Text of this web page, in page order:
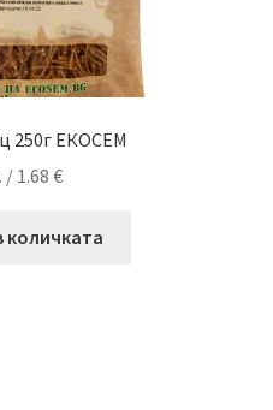
250г ЕКОСЕМ
/ 1.68 €
количката